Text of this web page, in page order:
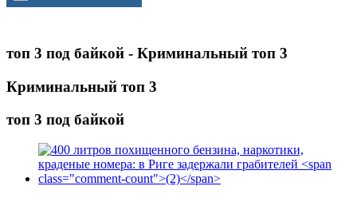
топ 3 под байкой - Криминальный топ 3
Криминальный топ 3
топ 3 под байкой